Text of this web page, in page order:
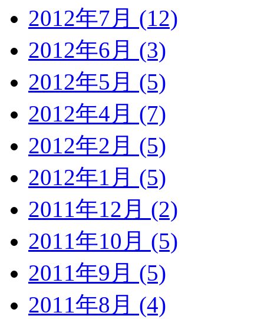
2012年7月 (12)
2012年6月 (3)
2012年5月 (5)
2012年4月 (7)
2012年2月 (5)
2012年1月 (5)
2011年12月 (2)
2011年10月 (5)
2011年9月 (5)
2011年8月 (4)